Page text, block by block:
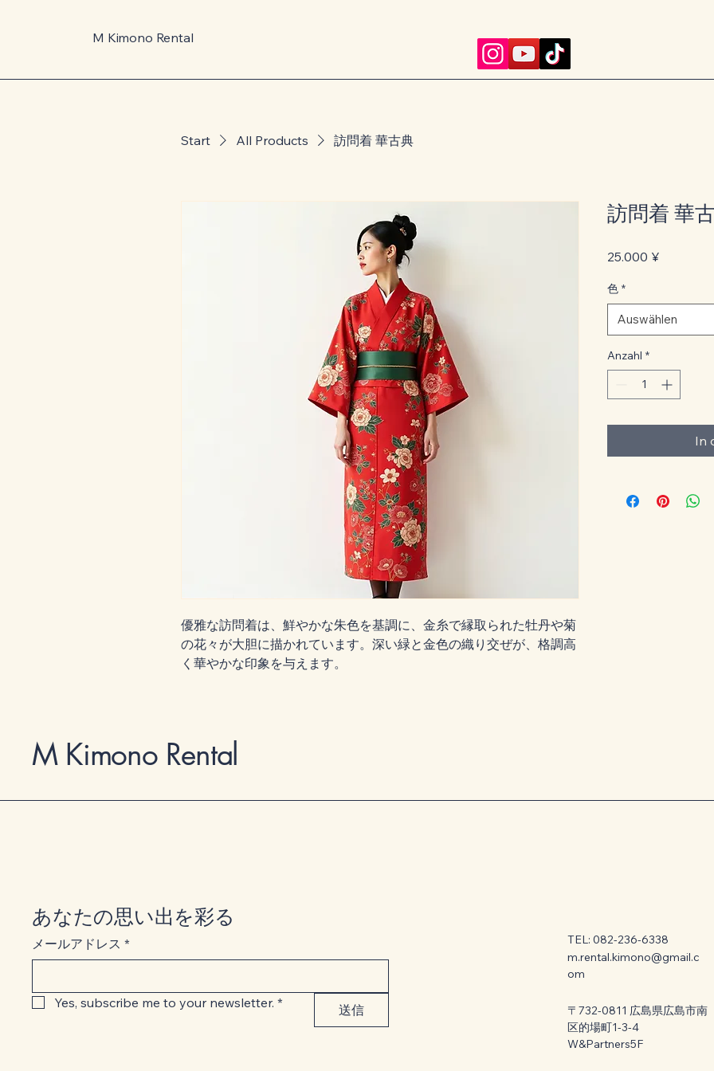
M Kimono Rental
Start All Products 訪問着 華古典
優雅な訪問着は、鮮やかな朱色を基調に、金糸で縁取られた牡丹や菊
の花々が大胆に描かれています。深い緑と金色の織り交ぜが、格調高
く華やかな印象を与えます。
訪問着 華
25.000 ¥Preis
色 *
Auswählen
Anzahl *
In
M Kimono Rental
あなたの思い出を彩る
メールアドレス *
Yes, subscribe me to your newsletter. * 送信
TEL: 082-236-6338
m.rental.kimono@gmail.c
om
〒732-0811 広島県広島市南
区的場町1-3-4
W&Partners5F